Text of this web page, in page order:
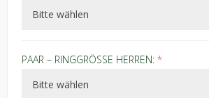
PAAR – RINGGRÖSSE HERREN: *